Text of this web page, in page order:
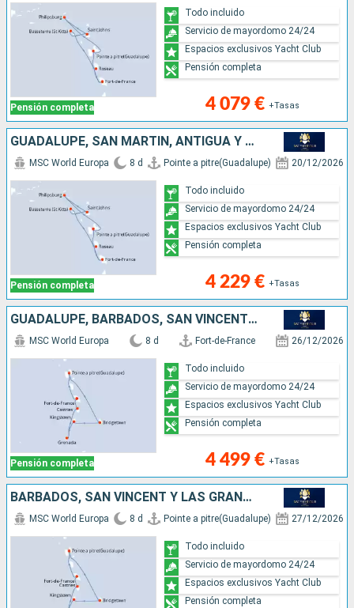
Pensión completa 4 079 € +Tasas
Todo incluido
Servicio de mayordomo 24/24
Espacios exclusivos Yacht Club
Pensión completa
GUADALUPE, SAN MARTÍN, ANTIGUA Y BARBUDA, DOMINICA, MARTINICA
Pensión completa
MSC World Europa 8 d Pointe a pitre(Guadalupe) 20/12/2026
4 229 € +Tasas
Todo incluido
Servicio de mayordomo 24/24
Espacios exclusivos Yacht Club
Pensión completa
GUADALUPE, BARBADOS, SAN VINCENT Y LAS GRANADINAS, GRENADA, SANTA LUCIA, MARTINICA
Pensión completa
MSC World Europa 8 d Fort-de-France 26/12/2026
4 499 € +Tasas
Todo incluido
Servicio de mayordomo 24/24
Espacios exclusivos Yacht Club
Pensión completa
BARBADOS, SAN VINCENT Y LAS GRANADINAS, GRENADA, SANTA LUCIA, MARTINICA, GUADALUPE
MSC World Europa 8 d Pointe a pitre(Guadalupe) 27/12/2026
Todo incluido
Servicio de mayordomo 24/24
Espacios exclusivos Yacht Club
Pensión completa